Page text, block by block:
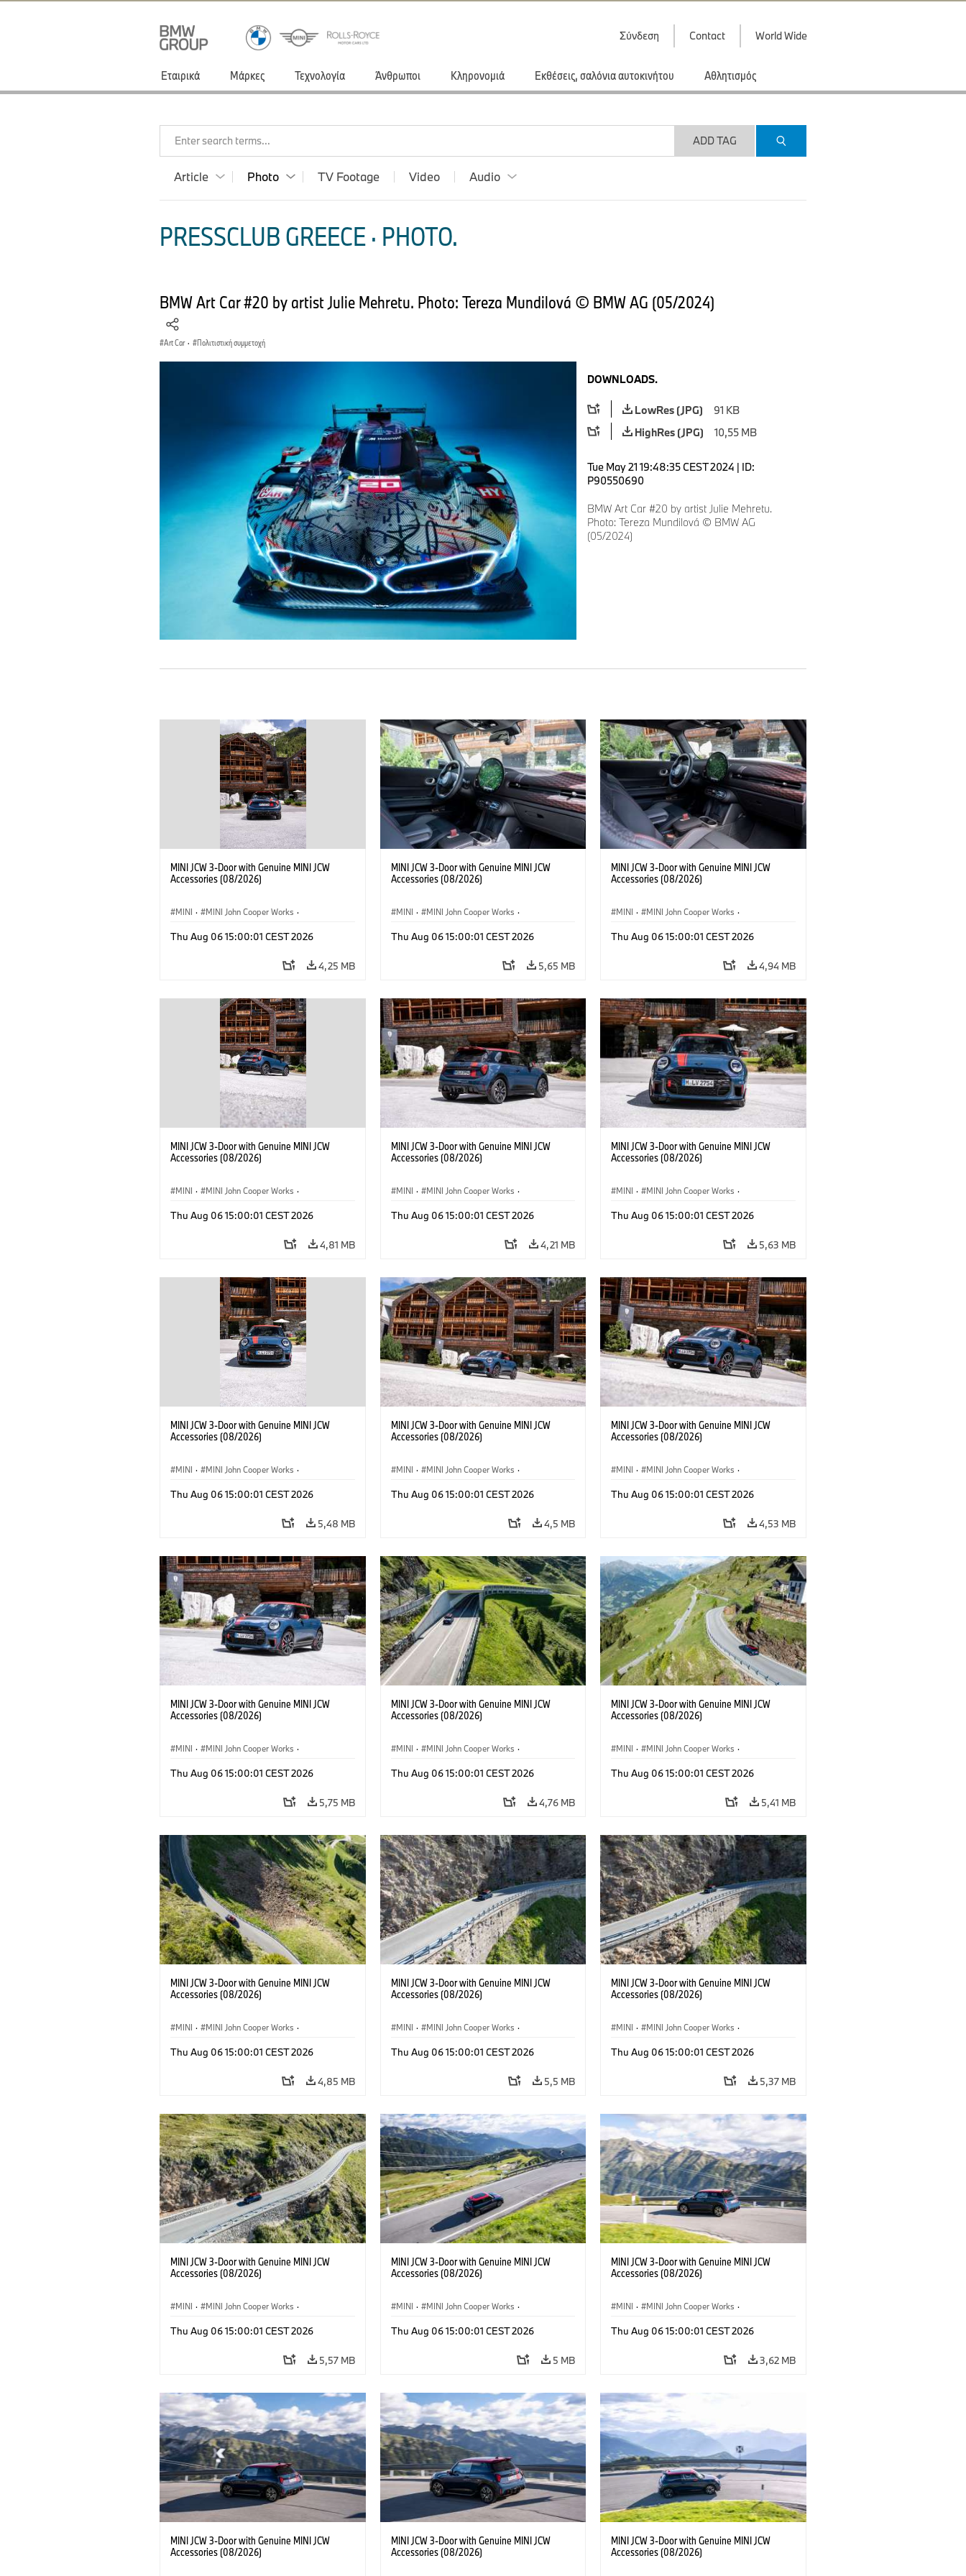
Σύνδεση Contact World Wide
Εταιρικά Μάρκες Τεχνολογία Άνθρωποι Κληρονομιά Εκθέσεις, σαλόνια αυτοκινήτου Αθλητισμός
Enter search terms... ADD TAG
Article Photo TV Footage Video Audio
PRESSCLUB GREECE · PHOTO.
BMW Art Car #20 by artist Julie Mehretu. Photo: Tereza Mundilová © BMW AG (05/2024)
Art Car · Πολιτιστική συμμετοχή
DOWNLOADS.
LowRes (JPG)
91 KB
HighRes (JPG)
10,55 MB
Tue May 21 19:48:35 CEST 2024 | ID:
P90550690
BMW Art Car #20 by artist Julie Mehretu.
Photo: Tereza Mundilová © BMW AG
(05/2024)
MINI JCW 3-Door with Genuine MINI JCW
Accessories (08/2026)
MINI · MINI John Cooper Works ·
Προαιρετικός εξοπλισμός, αξεσουάρ
Thu Aug 06 15:00:01 CEST 2026
4,25 MB
MINI JCW 3-Door with Genuine MINI JCW
Accessories (08/2026)
MINI · MINI John Cooper Works ·
Προαιρετικός εξοπλισμός, αξεσουάρ
Thu Aug 06 15:00:01 CEST 2026
5,65 MB
MINI JCW 3-Door with Genuine MINI JCW
Accessories (08/2026)
MINI · MINI John Cooper Works ·
Προαιρετικός εξοπλισμός, αξεσουάρ
Thu Aug 06 15:00:01 CEST 2026
4,94 MB
MINI JCW 3-Door with Genuine MINI JCW
Accessories (08/2026)
MINI · MINI John Cooper Works ·
Προαιρετικός εξοπλισμός, αξεσουάρ
Thu Aug 06 15:00:01 CEST 2026
4,81 MB
MINI JCW 3-Door with Genuine MINI JCW
Accessories (08/2026)
MINI · MINI John Cooper Works ·
Προαιρετικός εξοπλισμός, αξεσουάρ
Thu Aug 06 15:00:01 CEST 2026
4,21 MB
MINI JCW 3-Door with Genuine MINI JCW
Accessories (08/2026)
MINI · MINI John Cooper Works ·
Προαιρετικός εξοπλισμός, αξεσουάρ
Thu Aug 06 15:00:01 CEST 2026
5,63 MB
MINI JCW 3-Door with Genuine MINI JCW
Accessories (08/2026)
MINI · MINI John Cooper Works ·
Προαιρετικός εξοπλισμός, αξεσουάρ
Thu Aug 06 15:00:01 CEST 2026
5,48 MB
MINI JCW 3-Door with Genuine MINI JCW
Accessories (08/2026)
MINI · MINI John Cooper Works ·
Προαιρετικός εξοπλισμός, αξεσουάρ
Thu Aug 06 15:00:01 CEST 2026
4,5 MB
MINI JCW 3-Door with Genuine MINI JCW
Accessories (08/2026)
MINI · MINI John Cooper Works ·
Προαιρετικός εξοπλισμός, αξεσουάρ
Thu Aug 06 15:00:01 CEST 2026
4,53 MB
MINI JCW 3-Door with Genuine MINI JCW
Accessories (08/2026)
MINI · MINI John Cooper Works ·
Προαιρετικός εξοπλισμός, αξεσουάρ
Thu Aug 06 15:00:01 CEST 2026
5,75 MB
MINI JCW 3-Door with Genuine MINI JCW
Accessories (08/2026)
MINI · MINI John Cooper Works ·
Προαιρετικός εξοπλισμός, αξεσουάρ
Thu Aug 06 15:00:01 CEST 2026
4,76 MB
MINI JCW 3-Door with Genuine MINI JCW
Accessories (08/2026)
MINI · MINI John Cooper Works ·
Προαιρετικός εξοπλισμός, αξεσουάρ
Thu Aug 06 15:00:01 CEST 2026
5,41 MB
MINI JCW 3-Door with Genuine MINI JCW
Accessories (08/2026)
MINI · MINI John Cooper Works ·
Προαιρετικός εξοπλισμός, αξεσουάρ
Thu Aug 06 15:00:01 CEST 2026
4,85 MB
MINI JCW 3-Door with Genuine MINI JCW
Accessories (08/2026)
MINI · MINI John Cooper Works ·
Προαιρετικός εξοπλισμός, αξεσουάρ
Thu Aug 06 15:00:01 CEST 2026
5,5 MB
MINI JCW 3-Door with Genuine MINI JCW
Accessories (08/2026)
MINI · MINI John Cooper Works ·
Προαιρετικός εξοπλισμός, αξεσουάρ
Thu Aug 06 15:00:01 CEST 2026
5,37 MB
MINI JCW 3-Door with Genuine MINI JCW
Accessories (08/2026)
MINI · MINI John Cooper Works ·
Προαιρετικός εξοπλισμός, αξεσουάρ
Thu Aug 06 15:00:01 CEST 2026
5,57 MB
MINI JCW 3-Door with Genuine MINI JCW
Accessories (08/2026)
MINI · MINI John Cooper Works ·
Προαιρετικός εξοπλισμός, αξεσουάρ
Thu Aug 06 15:00:01 CEST 2026
5 MB
MINI JCW 3-Door with Genuine MINI JCW
Accessories (08/2026)
MINI · MINI John Cooper Works ·
Προαιρετικός εξοπλισμός, αξεσουάρ
Thu Aug 06 15:00:01 CEST 2026
3,62 MB
MINI JCW 3-Door with Genuine MINI JCW
Accessories (08/2026)
MINI JCW 3-Door with Genuine MINI JCW
Accessories (08/2026)
MINI JCW 3-Door with Genuine MINI JCW
Accessories (08/2026)